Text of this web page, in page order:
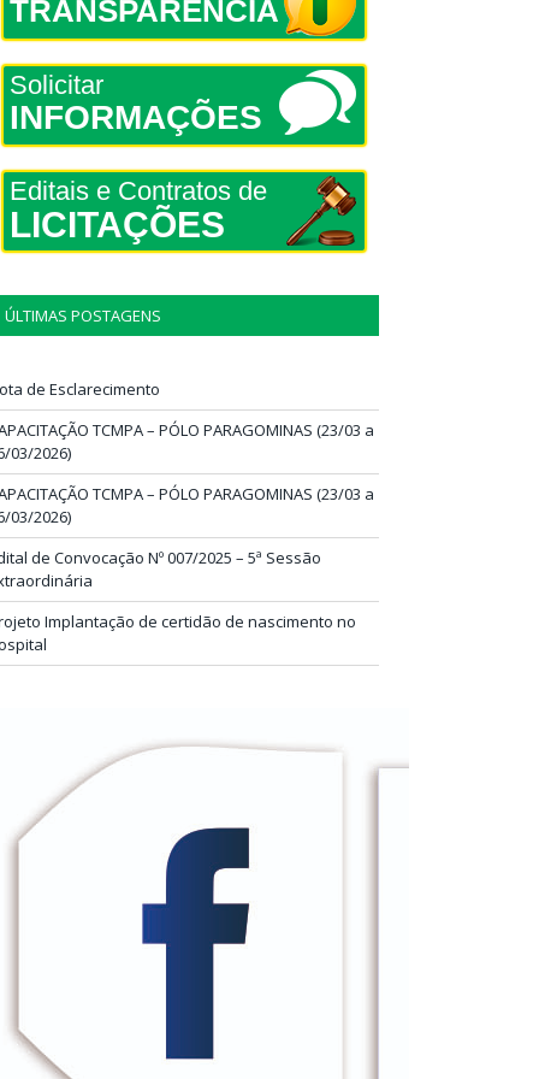
TRANSPARÊNCIA
Solicitar
INFORMAÇÕES
Editais e Contratos de
LICITAÇÕES
ÚLTIMAS POSTAGENS
de Esclarecimento
TCMPA – PÓLO PARAGOMINAS (23/03 a
03/2026)
TCMPA – PÓLO PARAGOMINAS (23/03 a
03/2026)
de Convocação Nº 007/2025 – 5ª Sessão
Implantação de certidão de nascimento no